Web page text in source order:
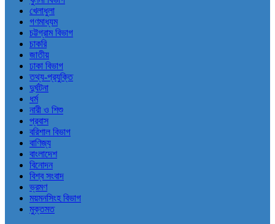
খেলাধুলা
গণমাধ্যম
চট্টগ্রাম বিভাগ
চাকরি
জাতীয়
ঢাকা বিভাগ
তথ্য-প্রযুক্তি
দুর্ঘটনা
ধর্ম
নারী ও শিশু
প্রবাস
বরিশাল বিভাগ
বাণিজ্য
বাংলাদেশ
বিনোদন
বিশ্ব সংবাদ
ভ্রমণ
ময়মনসিংহ বিভাগ
মুক্তমত